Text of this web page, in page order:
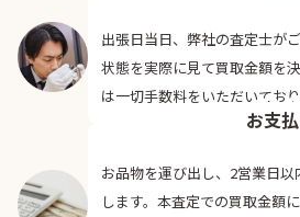
出張日当日、弊社の査定士が
状態を実際に見て買取金額を
は一切手数料をいただいており
お支
お品物を運び出し、2営業日
します。本査定での買取金額